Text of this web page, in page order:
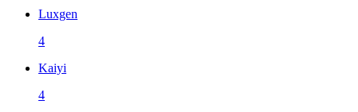
Luxgen
4
Kaiyi
4